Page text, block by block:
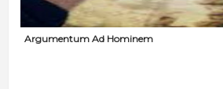
Argumentum Ad Hominem